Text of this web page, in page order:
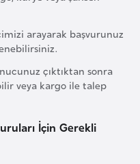
arayarak başvurunuz
çıktıktan sonra
veya kargo ile talep
İçin Gerekli